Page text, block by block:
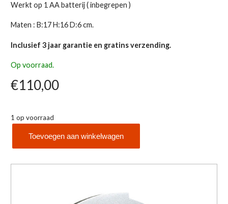
Werkt op 1 AA batterij ( inbegrepen )
Maten : B:17 H:16 D:6 cm.
Inclusief 3 jaar garantie en gratins verzending.
Op voorraad.
€110,00
1 op voorraad
aantal
Toevoegen aan winkelwagen